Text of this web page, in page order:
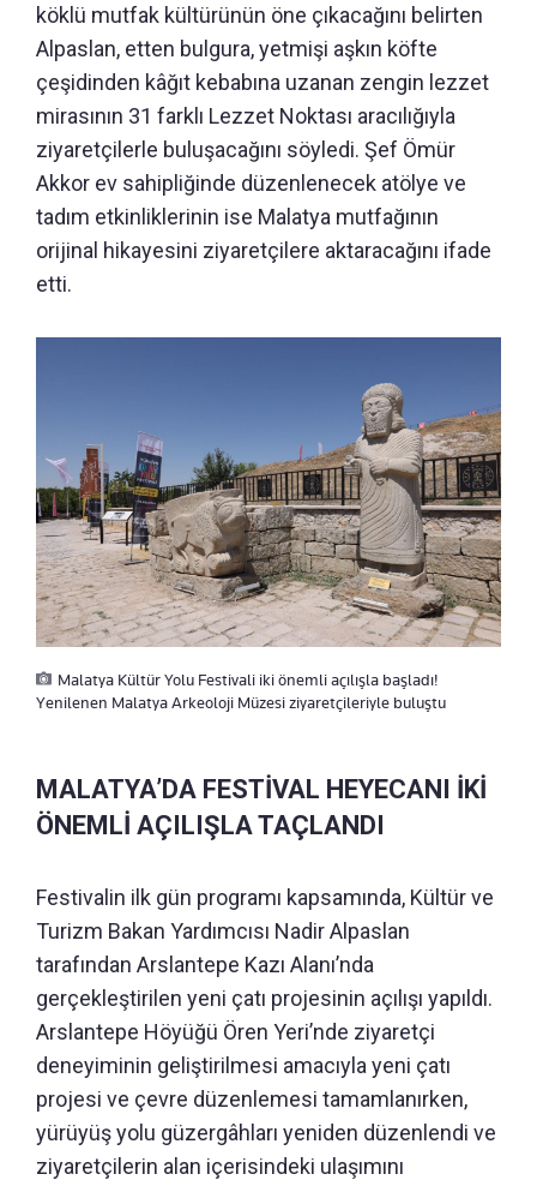
köklü mutfak kültürünün öne çıkacağını belirten
Alpaslan, etten bulgura, yetmişi aşkın köfte
çeşidinden kâğıt kebabına uzanan zengin lezzet
mirasının 31 farklı Lezzet Noktası aracılığıyla
ziyaretçilerle buluşacağını söyledi. Şef Ömür
Akkor ev sahipliğinde düzenlenecek atölye ve
tadım etkinliklerinin ise Malatya mutfağının
orijinal hikayesini ziyaretçilere aktaracağını ifade
etti.
Malatya Kültür Yolu Festivali iki önemli açılışla başladı!
Yenilenen Malatya Arkeoloji Müzesi ziyaretçileriyle buluştu
MALATYA’DA FESTİVAL HEYECANI İKİ
ÖNEMLİ AÇILIŞLA TAÇLANDI
Festivalin ilk gün programı kapsamında, Kültür ve
Turizm Bakan Yardımcısı Nadir Alpaslan
tarafından Arslantepe Kazı Alanı’nda
gerçekleştirilen yeni çatı projesinin açılışı yapıldı.
Arslantepe Höyüğü Ören Yeri’nde ziyaretçi
deneyiminin geliştirilmesi amacıyla yeni çatı
projesi ve çevre düzenlemesi tamamlanırken,
yürüyüş yolu güzergâhları yeniden düzenlendi ve
ziyaretçilerin alan içerisindeki ulaşımını